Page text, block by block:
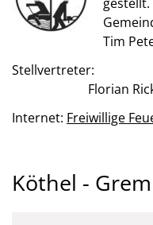
Tim
Stellvertreter:
Florian Rickert
Internet: Freiwillige
Köthel -